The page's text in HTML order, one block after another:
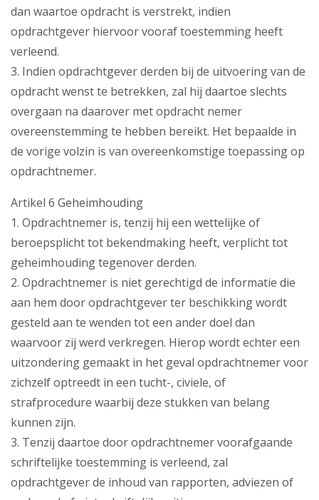
dan waartoe opdracht is verstrekt, indien
opdrachtgever hiervoor vooraf toestemming heeft
verleend.
3. Indien opdrachtgever derden bij de uitvoering van de
opdracht wenst te betrekken, zal hij daartoe slechts
overgaan na daarover met opdracht nemer
overeenstemming te hebben bereikt. Het bepaalde in
de vorige volzin is van overeenkomstige toepassing op
opdrachtnemer.
Artikel 6 Geheimhouding
1. Opdrachtnemer is, tenzij hij een wettelijke of
beroepsplicht tot bekendmaking heeft, verplicht tot
geheimhouding tegenover derden.
2. Opdrachtnemer is niet gerechtigd de informatie die
aan hem door opdrachtgever ter beschikking wordt
gesteld aan te wenden tot een ander doel dan
waarvoor zij werd verkregen. Hierop wordt echter een
uitzondering gemaakt in het geval opdrachtnemer voor
zichzelf optreedt in een tucht-, civiele, of
strafprocedure waarbij deze stukken van belang
kunnen zijn.
3. Tenzij daartoe door opdrachtnemer voorafgaande
schriftelijke toestemming is verleend, zal
opdrachtgever de inhoud van rapporten, adviezen of